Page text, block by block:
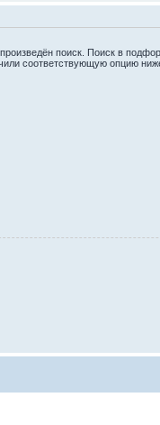
поиск. Поиск в
соответствующую опцию